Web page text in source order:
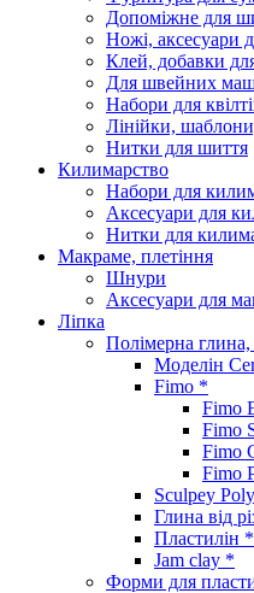
Допоміжне для
Ножі, аксесуари
Клей, добавки
Для швейних
Набори для
Лінійки,
Нитки для шиття
Килимарство
Набори для
Аксесуари для
Нитки для
Макраме, плетіння
Шнури
Аксесуари для
Ліпка
Полімерна
Моделін
Fimo *
Fimo
Fimo
Fimo
Fimo
Sculpey
Глина від
Пластилін *
Jam clay *
Форми для